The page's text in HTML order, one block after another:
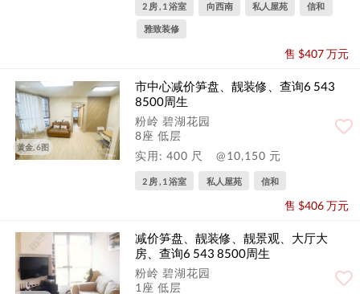
2 房 , 1 浴室 向西南 私人屋苑 信和
雅致装修
售 $407 万元
黄金, 6图
市中心减价笋盘、靓装修、查询6 543
8500周生
粉岭 碧湖花园
8座 低层
实用: 400 尺
@10,150 元
2 房 , 1 浴室 私人屋苑 信和
售 $406 万元
减价笋盘、靓装修、靓景观、大厅大
房、查询6 543 8500周生
粉岭 碧湖花园
1座 低层